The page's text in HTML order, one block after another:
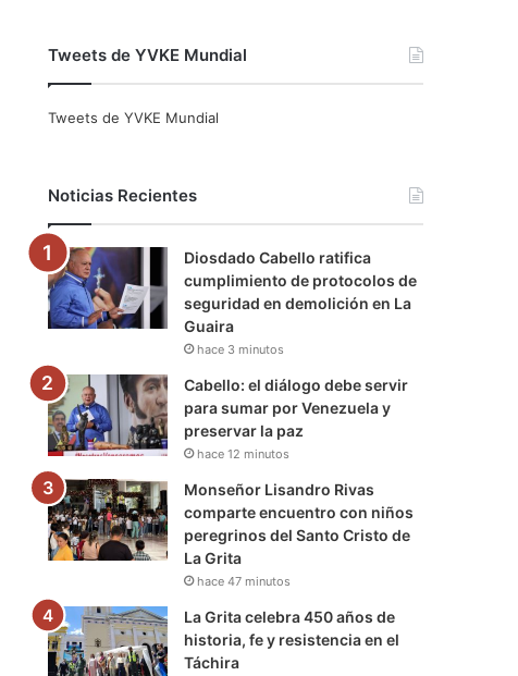
c
o
k
i
r
u
e
r
a
m
a
m
Tweets de YVKE Mundial
Tweets de YVKE Mundial
Noticias Recientes
Diosdado Cabello ratifica
cumplimiento de protocolos de
seguridad en demolición en La
Guaira
hace 3 minutos
Cabello: el diálogo debe servir
para sumar por Venezuela y
preservar la paz
hace 12 minutos
Monseñor Lisandro Rivas
comparte encuentro con niños
peregrinos del Santo Cristo de
La Grita
hace 47 minutos
La Grita celebra 450 años de
historia, fe y resistencia en el
Táchira